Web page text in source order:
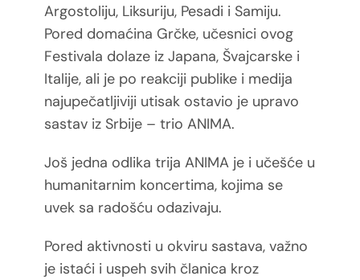
Argostoliju, Liksuriju, Pesadi i Samiju.
Pored domaćina Grčke, učesnici ovog
Festivala dolaze iz Japana, Švajcarske i
Italije, ali je po reakciji publike i medija
najupečatljiviji utisak ostavio je upravo
sastav iz Srbije – trio ANIMA.
Još jedna odlika trija ANIMA je i učešće u
humanitarnim koncertima, kojima se
uvek sa radošću odazivaju.
Pored aktivnosti u okviru sastava, važno
je istaći i uspeh svih članica kroz